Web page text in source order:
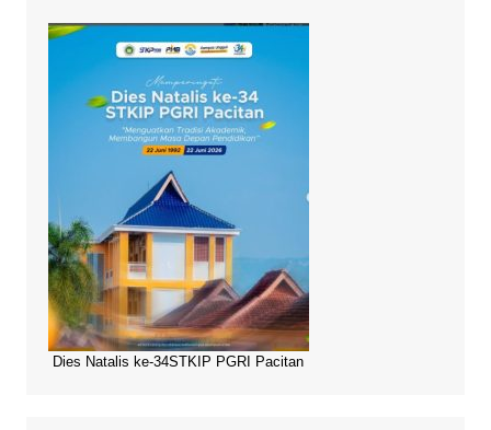
Dies Natalis ke-34STKIP PGRI Pacitan